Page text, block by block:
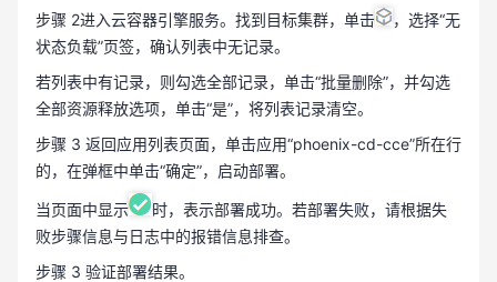
步骤 2进入云容器引擎服务。找到目标集群，单击
，选择“无
状态负载”页签，确认列表中无记录。
若列表中有记录，则勾选全部记录，单击“批量删除”，并勾选
全部资源释放选项，单击“是”，将列表记录清空。
步骤 3 返回应用列表页面，单击应用“phoenix-cd-cce”所在行
的，在弹框中单击“确定”，启动部署。
当页面中显示
时，表示部署成功。若部署失败，请根据失
败步骤信息与日志中的报错信息排查。
步骤 3 验证部署结果。